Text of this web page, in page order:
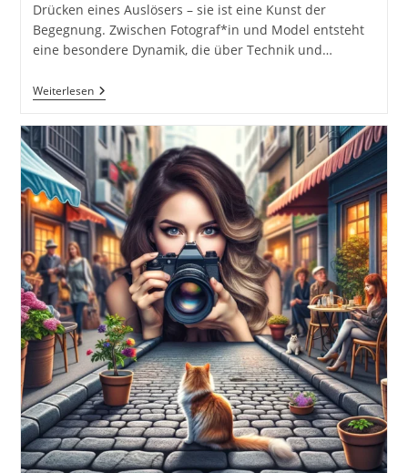
Drücken eines Auslösers – sie ist eine Kunst der
Begegnung. Zwischen Fotograf*in und Model entsteht
eine besondere Dynamik, die über Technik und…
WeiterlesenEinstieg
In
Peoplefotografie
–
Tipps,
Praxis
Erfahrungen
Aus
Dem
Alltag
Eines
Fotografen
Inkl.
37
Praxisnahe
Tipps
Und
Tricks